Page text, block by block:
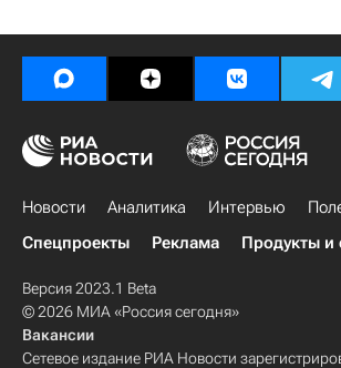
Новости Аналитика Интервью
Спецпроекты
Реклама Продукты и
Версия 2023.1 Beta
© 2026 МИА «Россия сегодня»
Вакансии
Сетевое издание РИА Новости